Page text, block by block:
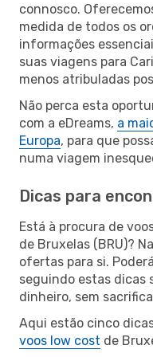
connosco.
medida de todos os
informações
suas viagens para
menos atribuladas
Não perca esta
com a eDreams, a
Europa, para que
numa viagem
Dicas para
Está à procura de
de Bruxelas (BRU)?
ofertas para si.
seguindo estas dicas
dinheiro, sem
Aqui estão cinco
voos low cost de